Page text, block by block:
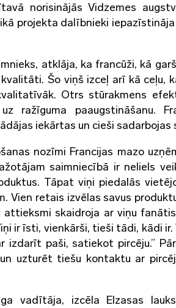
norisinājās Vidzemes
projekta dalībnieki
atklāja, ka francūži, kā
Šo viņš izceļ arī kā ceļu,
Otrs stūrakmens
ražīguma paaugstināšanu.
iekārtas un cieši sadarbojas
nozīmi Francijas mazo
saimniecībā ir neliels
Tāpat viņi piedalās
Vien retais izvēlas savus
attieksmi skaidroja ar viņu
ir īsti, vienkārši, tieši tādi, kādi ir.
paši, satiekot pircēju.”
uzturēt tiešu kontaktu ar
vadītāja, izcēla Elzasas